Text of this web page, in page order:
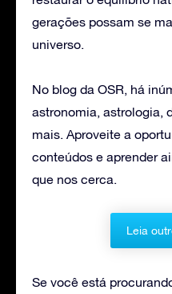
gerações possam se
universo.
No blog da OSR, há
astronomia, astrologia,
mais. Aproveite a
conteúdos e aprender
que nos cerca.
Leia
Se você está